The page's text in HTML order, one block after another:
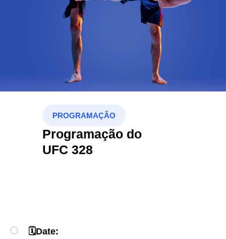
PROGRAMAÇÃO
Programação do
UFC 328
🗓Date: